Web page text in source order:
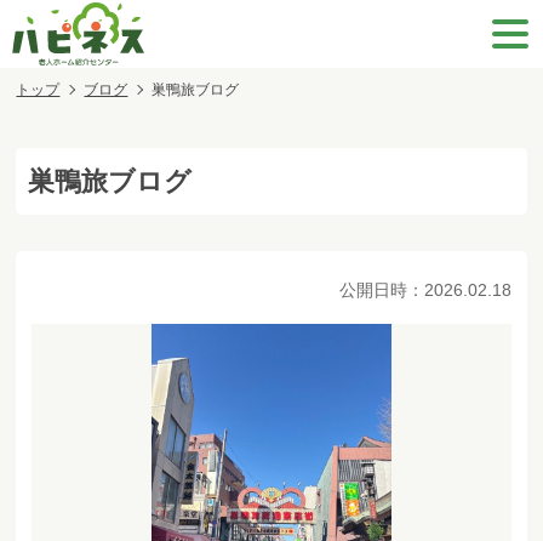
トップ ブログ 巣鴨旅ブログ
巣鴨旅ブログ
公開日時： 2026.02.18